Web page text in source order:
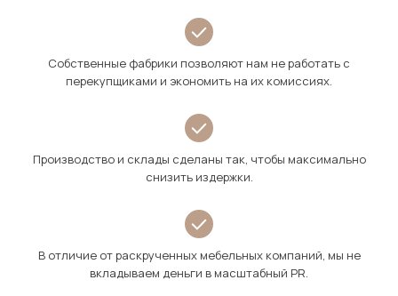
Собственные фабрики позволяют нам не работать с
перекупщиками и экономить на их комиссиях.
Производство и склады сделаны так, чтобы максимально
снизить издержки.
В отличие от раскрученных мебельных компаний, мы не
вкладываем деньги в масштабный PR.